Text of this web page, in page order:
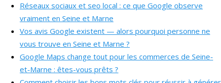
Réseaux sociaux et seo local : ce que Google observe
vraiment en Seine et Marne
Vos avis Google existent — alors pourquoi personne ne
vous trouve en Seine et Marne ?
Google Maps change tout pour les commerces de Seine-
et-Marne : êtes-vous prêts ?